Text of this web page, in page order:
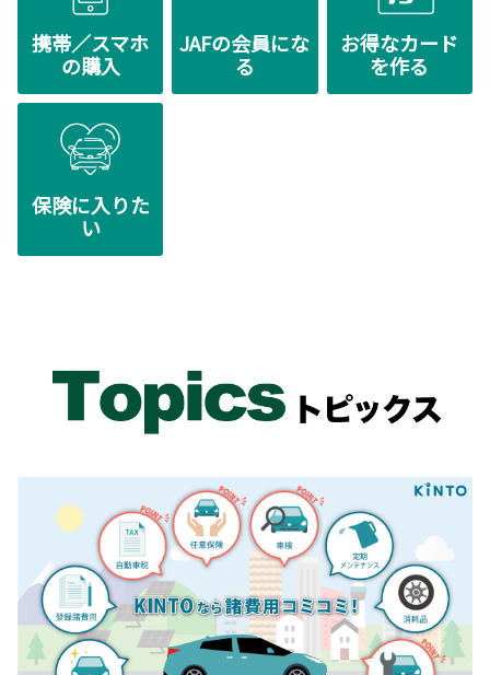
2025-02-19
【オンライン相談限定】中古車チャンネ
ル 開設のお知らせ
栃木トヨペットでは、”中古車に関してのオンラ
イン相談”に伴いまして、Youtubeに【オンライ
ン相談限定】中古車チャンネルを開設いたしま
【オンライン相談限定車両】を詳細動画でご案内しております。気になるお車の
状態確認に是非ご利用ください。
詳しくはこちら
第40回バレンタイン下野奨学会寄付
栃木トヨペットでは「社会公共の福祉に貢献す
る」経営理念のもと、下野奨学会の交通遺児奨
学金に《バレンタインデー募金》を寄付させて
め、クルマを扱うディーラーの社員として交通遺児のために少しでもお役に立て
ればとの思いから始まり、今年で40回目となります。今年も2月14日(金)に下野
奨学会を訪問し交通遺児奨学金に197,030円を寄付させていただきました。また
昨年末レクサス宇都宮南で実施したチャリティーコンサートで集まった募金27,8
50円もあわせて寄付させていただきました。子どもたちの未来のために、今後も
さまざまなカタチで地域社会への貢献活動を継続してまいります。
2025-02-12
2025年カップ麺の寄贈について
携帯／スマホ
の購入
JAFの会員にな
る
お得なカード
を作る
保険に入りた
い